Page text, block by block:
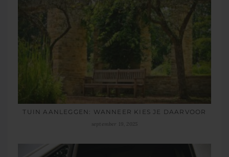
TUIN AANLEGGEN: WANNEER KIES JE DAARVOOR
september 19, 2025